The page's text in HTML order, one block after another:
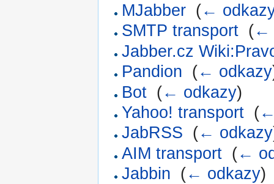
MJabber (←
SMTP transport (←
Jabber.cz
Pandion (← odkazy
Bot (← odkazy)
Yahoo! transport (
JabRSS (← odkazy
AIM transport (←
Jabbin (← odkazy)